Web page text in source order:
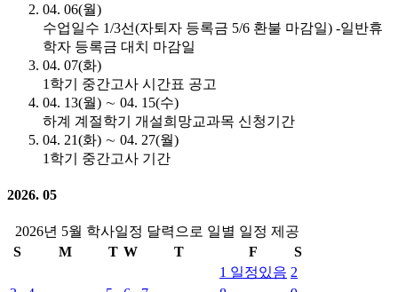
04. 06(월)
수업일수 1/3선(자퇴자 등록금 5/6 환불 마감일) -일반휴
학자 등록금 대치 마감일
04. 07(화)
1학기 중간고사 시간표 공고
04. 13(월) ∼ 04. 15(수)
하계 계절학기 개설희망교과목 신청기간
04. 21(화) ∼ 04. 27(월)
1학기 중간고사 기간
2026. 05
2026년 5월 학사일정 달력으로 일별 일정 제공
S
M T W T F
S
1 일정있음 2